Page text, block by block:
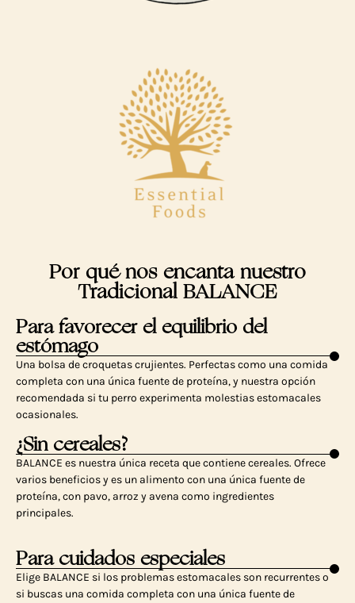
Por qué nos encanta nuestro
Tradicional BALANCE
Para favorecer el equilibrio del
estómago
Una bolsa de croquetas crujientes. Perfectas como una comida
completa con una única fuente de proteína, y nuestra opción
recomendada si tu perro experimenta molestias estomacales
ocasionales.
¿Sin cereales?
BALANCE es nuestra única receta que contiene cereales. Ofrece
varios beneficios y es un alimento con una única fuente de
proteína, con pavo, arroz y avena como ingredientes
principales.
Para cuidados especiales
Elige BALANCE si los problemas estomacales son recurrentes o
si buscas una comida completa con una única fuente de